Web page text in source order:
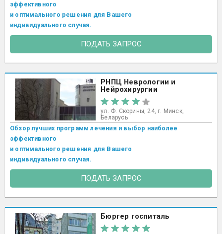
эффективного
и оптимального решения для Вашего
индивидуального случая.
ПОДАТЬ ЗАПРОС
РНПЦ Неврологии и
Нейрохирургии
ул. Ф. Скорины, 24, г. Минск,
Беларусь
Обзор лучших программ лечения и выбор наиболее
эффективного
и оптимального решения для Вашего
индивидуального случая.
ПОДАТЬ ЗАПРОС
Бюргер госпиталь